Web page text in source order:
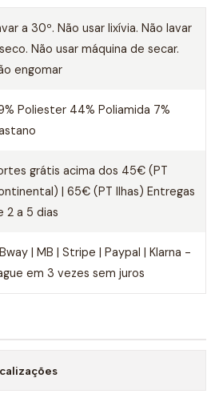
a 30º. Não usar lixívia. Não lavar
Não usar máquina de secar.
engomar
Poliester 44% Poliamida 7%
grátis acima dos 45€ (PT
| 65€ (PT Ilhas) Entregas
2 a 5 dias
| MB | Stripe | Paypal | Klarna -
em 3 vezes sem juros